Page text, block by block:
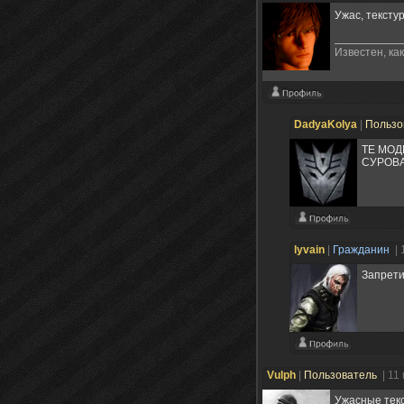
Ужас,
Известен,
DadyaKolya
ТЕ
lyvain Гражданин
|
Vulph Пользователь
|
Ужасные